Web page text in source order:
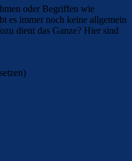
oder Begriffen wie
es immer noch keine allgemein
dient das Ganze? Hier sind